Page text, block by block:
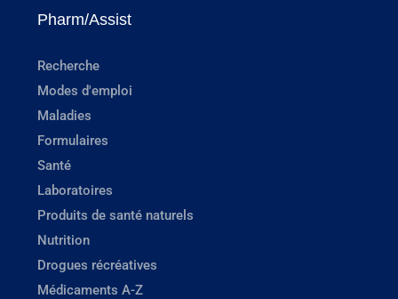
Pharm/Assist
Recherche
Modes d'emploi
Maladies
Formulaires
Santé
Laboratoires
Produits de santé naturels
Nutrition
Drogues récréatives
Médicaments A-Z